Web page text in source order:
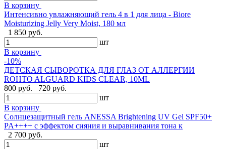
В корзину
Интенсивно увлажняющий гель 4 в 1 для лица - Biore
Moisturizing Jelly Very Moist, 180 мл
1 850 руб.
шт
В корзину
-10%
ДЕТСКАЯ СЫВОРОТКА ДЛЯ ГЛАЗ ОТ АЛЛЕРГИИ
ROHTO ALGUARD KIDS CLEAR, 10ML
800 руб.
720 руб.
шт
В корзину
Солнцезащитный гель ANESSA Brightening UV Gel SPF50+
PA++++ с эффектом сияния и выравнивания тона к
2 700 руб.
шт